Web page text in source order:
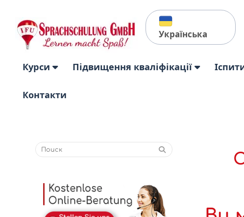
Українська
Курси Підвищення кваліфікації
Контакти